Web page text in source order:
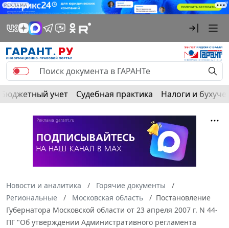
РЕКЛАМА
Бюджетный учет Судебная практика Налоги и
Новости и аналитика
Горячие документы
Региональные
Московская область
Постановление
Губернатора Московской области от 23 апреля 2007 г. N 44-
ПГ "Об утверждении Административного регламента